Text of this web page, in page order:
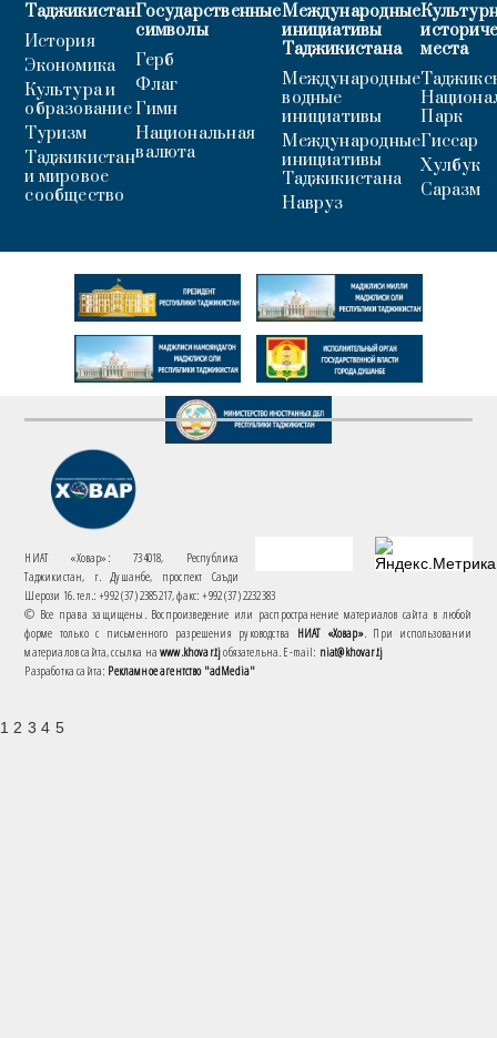
Таджикистан
История
Экономика
Культура и
образование
Туризм
Таджикистан
и мировое
сообщество
Государственные
символы
Герб
Флаг
Гимн
Национальная
валюта
Международные
инициативы
Таджикистана
Международные
водные
инициативы
Международные
инициативы
Таджикистана
Навруз
места
Парк
Гиссар
Хулбук
Саразм
НИАТ «Ховар»: 734018, Республика
Таджикистан, г. Душанбе, проспект Саъди
Шерози 16. тел.: +992 (37) 2385217, факс: +992 (37) 2232383
© Все права защищены. Воспроизведение или распространение материалов сайта в любой
форме только с письменного разрешения руководства НИАТ «Ховар». При использовании
материалов сайта, ссылка наwww.khovar.tjобязательна. E-mail: niat@khovar.tj
Разработка сайта: Рекламное агентство "adMedia"
1 2 3 4 5